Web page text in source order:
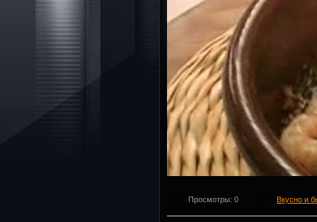
Просмотры: 0 Вкусно и